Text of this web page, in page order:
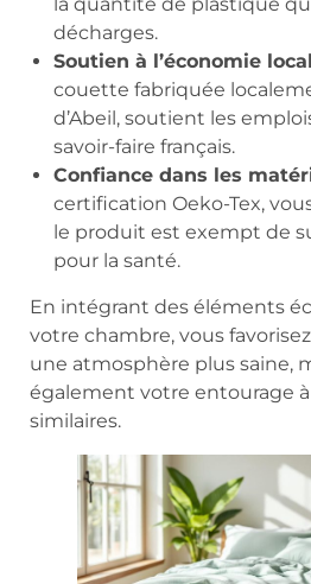
décharges.
Soutien à l’économie
couette fabriquée
d’Abeil, soutient les
savoir-faire français.
Confiance dans les
certification Oeko-Tex,
le produit est exempt de
pour la santé.
En intégrant des éléments
votre chambre, vous
une atmosphère plus saine,
également votre entourage
similaires.